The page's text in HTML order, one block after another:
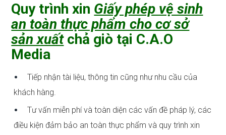
Quy trình xin Giấy phép vệ sinh
an toàn thực phẩm cho cơ sở
sản xuấtchả giò tại C.A.O
Media
Tiếp nhận tài liệu, thông tin cũng như nhu cầu của
khách hàng.
Tư vấn miễn phí và toàn diện các vấn đề pháp lý, các
điều kiện đảm bảo an toàn thực phẩm và quy trình xin